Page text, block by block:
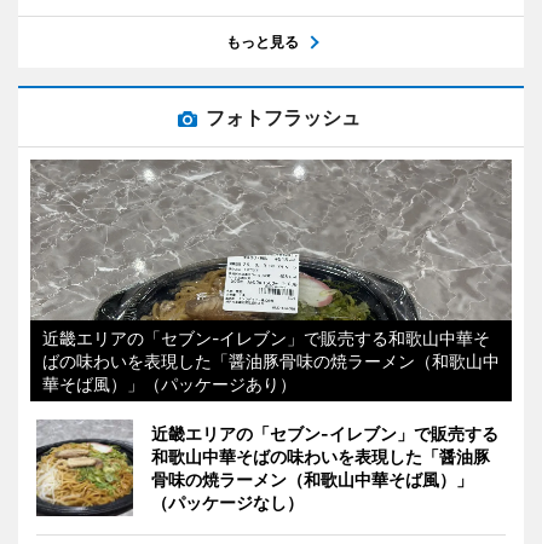
もっと見る
フォトフラッシュ
近畿エリアの「セブン-イレブン」で販売する和歌山中華そ
ばの味わいを表現した「醤油豚骨味の焼ラーメン（和歌山中
華そば風）」（パッケージあり）
近畿エリアの「セブン-イレブン」で販売する
和歌山中華そばの味わいを表現した「醤油豚
骨味の焼ラーメン（和歌山中華そば風）」
（パッケージなし）